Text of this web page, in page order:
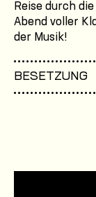
Reise durch
Abend voller
der Musik!
BESETZUNG